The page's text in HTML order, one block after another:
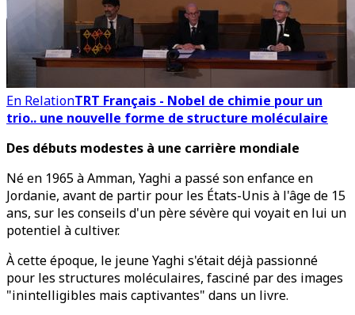
En RelationTRT Français - Nobel de chimie pour un
trio.. une nouvelle forme de structure moléculaire
Des débuts modestes à une carrière mondiale
Né en 1965 à Amman, Yaghi a passé son enfance en
Jordanie, avant de partir pour les États-Unis à l'âge de 15
ans, sur les conseils d'un père sévère qui voyait en lui un
potentiel à cultiver.
À cette époque, le jeune Yaghi s'était déjà passionné
pour les structures moléculaires, fasciné par des images
"inintelligibles mais captivantes" dans un livre.